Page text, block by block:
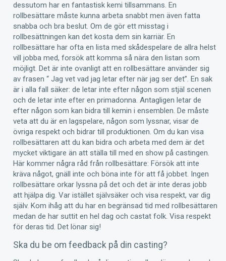
dessutom har en fantastisk kemi tillsammans. En
rollbesättare måste kunna arbeta snabbt men även fatta
snabba och bra beslut. Om de gör ett misstag i
rollbesättningen kan det kosta dem sin karriär. En
rollbesättare har ofta en lista med skådespelare de allra helst
vill jobba med, forsök att komma så nära den listan som
möjligt. Det är inte ovanligt att en rollbesättare använder sig
av frasen “ Jag vet vad jag letar efter när jag ser det”. En sak
är i alla fall säker: de letar inte efter någon som stjäl scenen
och de letar inte efter en primadonna. Antagligen letar de
efter någon som kan bidra till kemin i ensemblen. De måste
veta att du är en lagspelare, någon som lyssnar, visar de
övriga respekt och bidrar till produktionen. Om du kan visa
rollbesättaren att du kan bidra och arbeta med dem är det
mycket viktigare än att ställa till med en show på castingen.
Här kommer några råd från rollbesättare: Försök att inte
kräva något, gnäll inte och böna inte för att få jobbet. Ingen
rollbesättare orkar lyssna på det och det är inte deras jobb
att hjälpa dig. Var istället självsäker och visa respekt, var dig
själv. Kom ihåg att du har en begränsad tid med rollbesättaren
medan de har suttit en hel dag och castat folk. Visa respekt
för deras tid. Det lönar sig!
Ska du be om feedback på din casting?